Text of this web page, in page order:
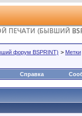
форум BSPRINT) > Метки
Справка